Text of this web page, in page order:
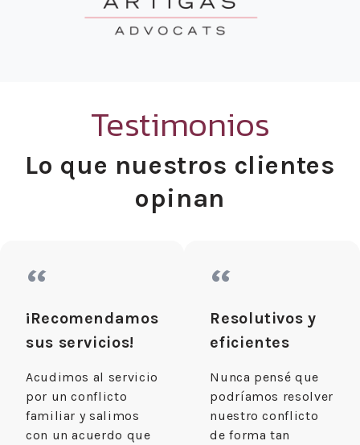
Testimonios
Lo que nuestros clientes
opinan
“
¡Recomendamos
sus servicios!
Acudimos al servicio
por un conflicto
familiar y salimos
con un acuerdo que
“
Resolutivos y
eficientes
Nunca pensé que
podríamos resolver
nuestro conflicto
de forma tan